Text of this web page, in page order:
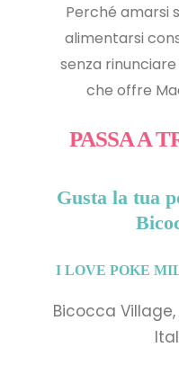
Perché amarsi
alimentarsi
senza
che offre
PASSA A
Gusta la tua
I LOVE POKE
Bicocca Village,